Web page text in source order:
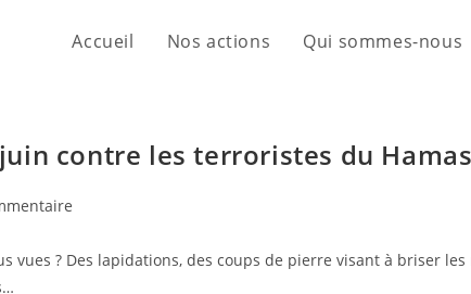
Accueil Nos actions Qui sommes-nous
contre les terroristes du Hamas
vues ? Des lapidations, des coups de pierre visant à briser les